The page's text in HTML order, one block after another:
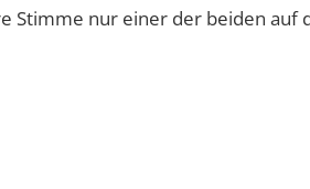
Stimme nur einer der beiden